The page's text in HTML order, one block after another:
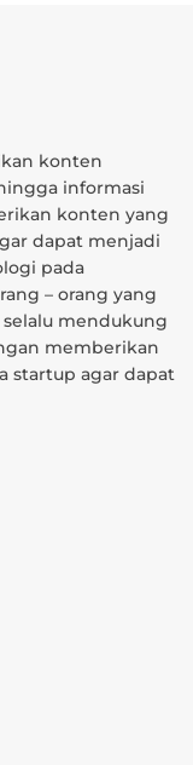
konten
informasi
konten yang
dapat menjadi
pada
– orang yang
mendukung
memberikan
startup agar dapat